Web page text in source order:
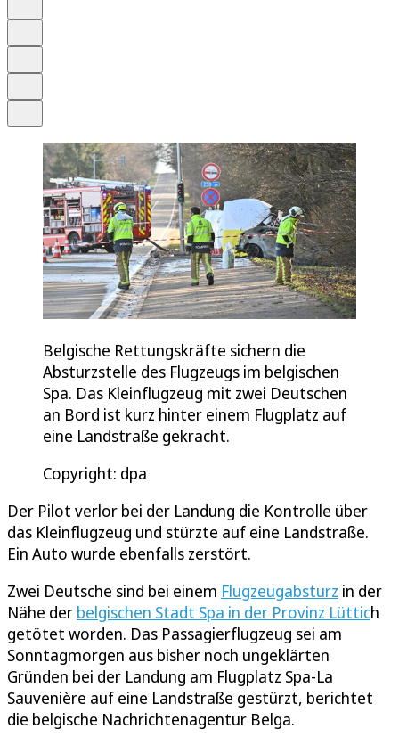
Belgische Rettungskräfte sichern die
Absturzstelle des Flugzeugs im belgischen
Spa. Das Kleinflugzeug mit zwei Deutschen
an Bord ist kurz hinter einem Flugplatz auf
eine Landstraße gekracht.
Copyright: dpa
Der Pilot verlor bei der Landung die Kontrolle über
das Kleinflugzeug und stürzte auf eine Landstraße.
Ein Auto wurde ebenfalls zerstört.
Zwei Deutsche sind bei einem Flugzeugabsturz in der
Nähe der belgischen Stadt Spa in der Provinz Lüttich
getötet worden. Das Passagierflugzeug sei am
Sonntagmorgen aus bisher noch ungeklärten
Gründen bei der Landung am Flugplatz Spa-La
Sauvenière auf eine Landstraße gestürzt, berichtet
die belgische Nachrichtenagentur Belga.